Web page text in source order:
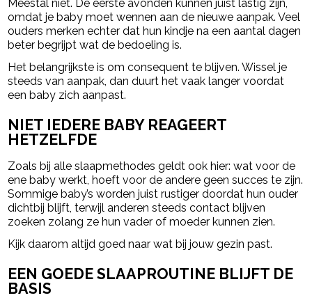
Meestal niet. De eerste avonden kunnen juist lastig zijn,
omdat je baby moet wennen aan de nieuwe aanpak. Veel
ouders merken echter dat hun kindje na een aantal dagen
beter begrijpt wat de bedoeling is.
Het belangrijkste is om consequent te blijven. Wissel je
steeds van aanpak, dan duurt het vaak langer voordat
een baby zich aanpast.
NIET IEDERE BABY REAGEERT
HETZELFDE
Zoals bij alle slaapmethodes geldt ook hier: wat voor de
ene baby werkt, hoeft voor de andere geen succes te zijn.
Sommige baby’s worden juist rustiger doordat hun ouder
dichtbij blijft, terwijl anderen steeds contact blijven
zoeken zolang ze hun vader of moeder kunnen zien.
Kijk daarom altijd goed naar wat bij jouw gezin past.
EEN GOEDE SLAAPROUTINE BLIJFT DE
BASIS